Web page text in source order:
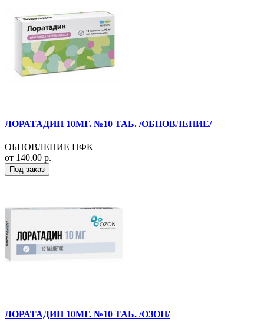
ЛОРАТАДИН 10МГ. №10 ТАБ. /ОБНОВЛЕНИЕ/
ОБНОВЛЕНИЕ ПФК
от 140.00 р.
Под заказ
ЛОРАТАДИН 10МГ. №10 ТАБ. /ОЗОН/